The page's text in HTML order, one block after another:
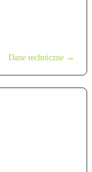
Dane techniczne →